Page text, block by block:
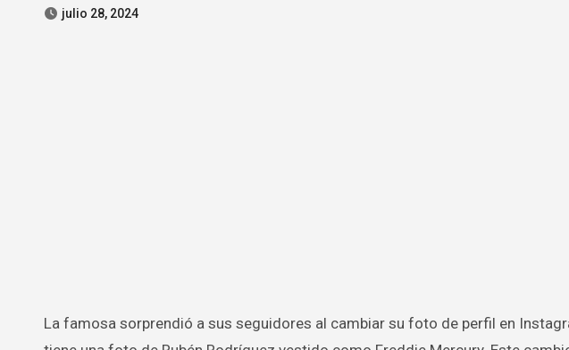
julio 28, 2024
La famosa sorprendió a sus seguidores al cambiar su foto de perfil en Instagram. Ahora, en lugar de su propia imagen,